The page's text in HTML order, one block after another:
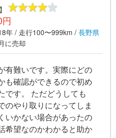
年/ 走行100〜999km / 長野県
に売却
有難いです。実際にどの
も確認ができるので初め
です。 ただどうしても
のやり取りになってしま
いかない場合があったの
希望なのかわかると助か